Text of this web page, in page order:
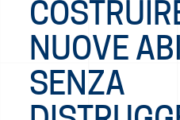
NUOVE
SENZA